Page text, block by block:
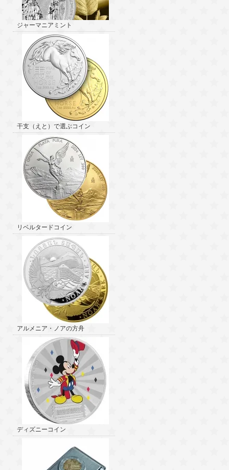
ジャーマニアミント
干支（えと）で選ぶコイン
リベルタードコイン
アルメニア・ノアの方舟
ディズニーコイン